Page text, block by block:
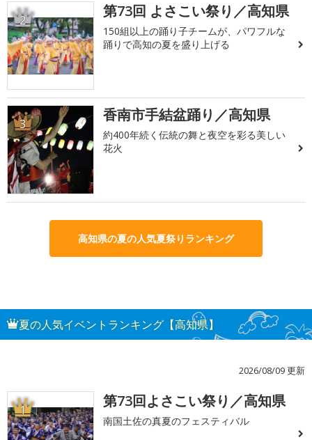
2 第73回 よさこい祭り／高知県
150組以上の踊り子チームが、パワフルな
踊りで高知の夏を盛り上げる
3 香南市手結盆踊り／高知県
約400年続く伝統の舞と夜空を彩る美しい
花火
高知県の夏の人気夏祭りランキング
夏の人気イベントランキング【高知県】
2026/08/09 更新
1 第73回よさこい祭り／高知県
南国土佐の真夏のフェスティバル